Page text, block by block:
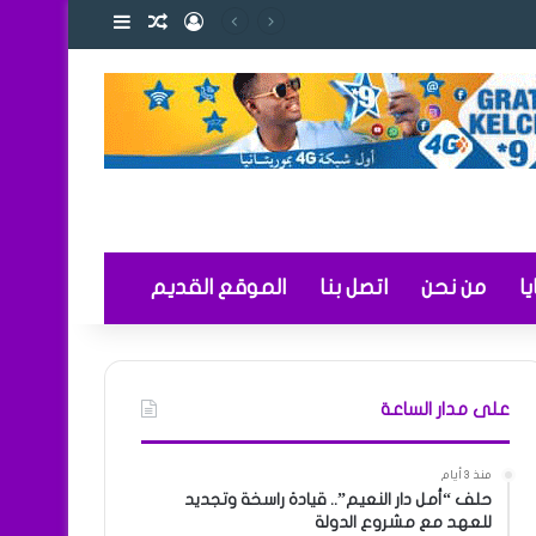
تسجيل الدخول
مقال عشوائي
إضافة عمود
من نحن اتصل بنا الموقع القديم
على مدار الساعة
منذ 3 أيام
حلف “أمل دار النعيم”.. قيادة راسخة وتجديد
للعهد مع مشروع الدولة